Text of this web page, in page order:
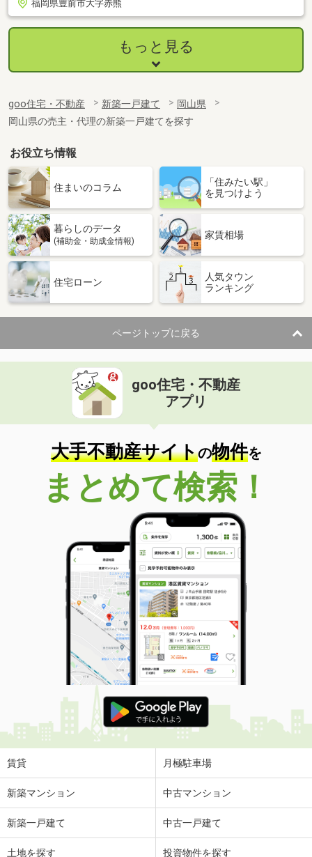
福岡県豊前市大字赤熊
もっと見る
goo住宅・不動産 新築一戸建て
岡山県
岡山県の売主・代理の新築一戸建てを探す
お役立ち情報
住まいのコラム
「住みたい駅」
を見つけよう
暮らしのデータ
(補助金・助成金情報)
家賃相場
住宅ローン
人気タウン
ランキング
ページトップに戻る
goo住宅・不動産
アプリ
大手不動産サイトの物件を
まとめて検索！
賃貸 月極駐車場
新築マンション 中古マンション
新築一戸建て 中古一戸建て
土地を探す 投資物件を探す